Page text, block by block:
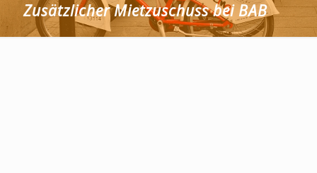
Zusätzlicher Mietzuschuss bei BAB